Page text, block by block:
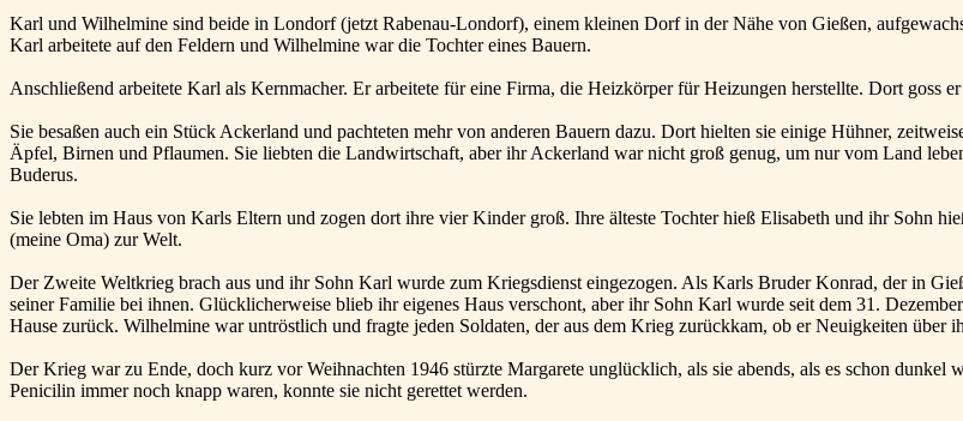
Karl und Wilhelmine sind beide in Londorf (jetzt Rabenau-Londorf), einem kleinen Dorf in der Nähe von Gießen,
Karl arbeitete auf den Feldern und Wilhelmine war die Tochter eines Bauern.
Anschließend arbeitete Karl als Kernmacher. Er arbeitete für eine Firma, die Heizkörper für Heizungen herstellte. Dort goss
Sie besaßen auch ein Stück Ackerland und pachteten mehr von anderen Bauern dazu. Dort hielten sie einige Hühner,
Äpfel, Birnen und Pflaumen. Sie liebten die Landwirtschaft, aber ihr Ackerland war nicht groß genug, um nur vom Land
Buderus.
Sie lebten im Haus von Karls Eltern und zogen dort ihre vier Kinder groß. Ihre älteste Tochter hieß Elisabeth und ihr Sohn
(meine Oma) zur Welt.
Der Zweite Weltkrieg brach aus und ihr Sohn Karl wurde zum Kriegsdienst eingezogen. Als Karls Bruder Konrad, der in
seiner Familie bei ihnen. Glücklicherweise blieb ihr eigenes Haus verschont, aber ihr Sohn Karl wurde seit dem 31.
Hause zurück. Wilhelmine war untröstlich und fragte jeden Soldaten, der aus dem Krieg zurückkam, ob er Neuigkeiten über
Der Krieg war zu Ende, doch kurz vor Weihnachten 1946 stürzte Margarete unglücklich, als sie abends, als es schon
Penicilin immer noch knapp waren, konnte sie nicht gerettet werden.